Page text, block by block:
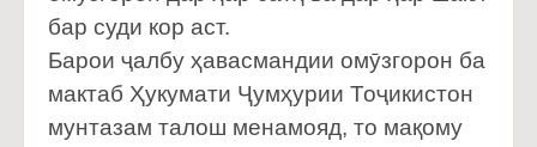
бар суди кор аст.
Барои ҷалбу ҳавасмандии омӯзгорон ба
мактаб Ҳукумати Ҷумҳурии Тоҷикистон
мунтазам талош менамояд, то мақому